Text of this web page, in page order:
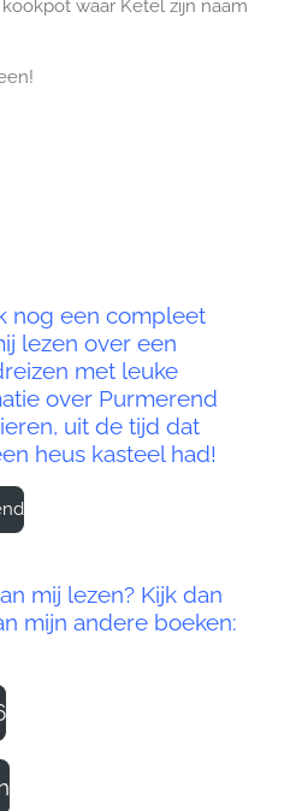
waar Ketel zijn naam
nog een compleet
lezen over een
met leuke
over Purmerend
uit de tijd dat
heus kasteel had!
mij lezen? Kijk dan
mijn andere boeken: